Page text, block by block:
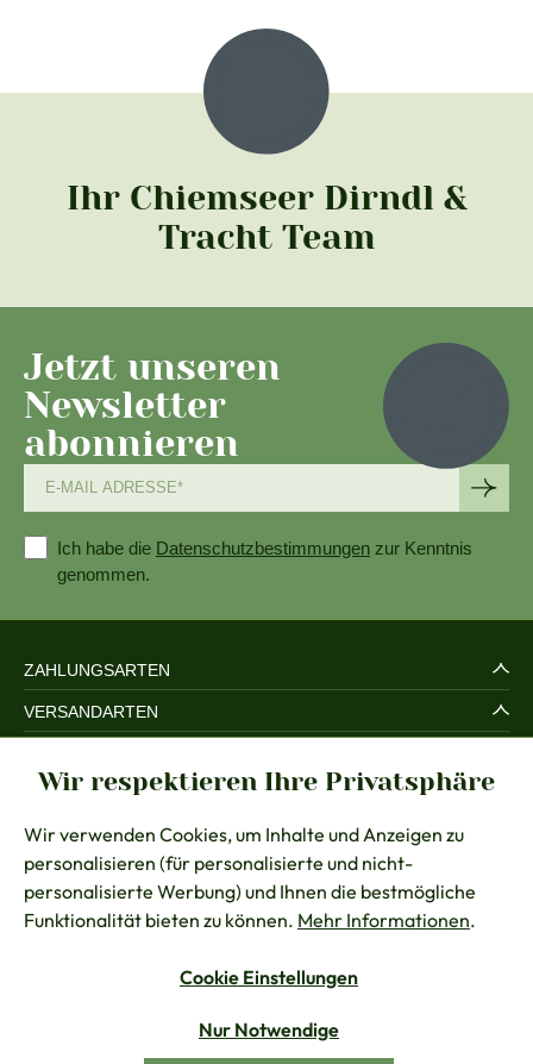
Ihr Chiemseer Dirndl &
Tracht Team
Jetzt unseren
Newsletter
abonnieren
Ich habe die Datenschutzbestimmungen zur Kenntnis
genommen.
ZAHLUNGSARTEN
VERSANDARTEN
RECHTLICHES
BERATUNG
KONTAKT
Vertrag widerrufen
Wir respektieren Ihre Privatsphäre
Wir verwenden Cookies, um Inhalte und Anzeigen zu
personalisieren (für personalisierte und nicht-
personalisierte Werbung) und Ihnen die bestmögliche
Funktionalität bieten zu können. Mehr Informationen.
Cookie Einstellungen
Nur Notwendige